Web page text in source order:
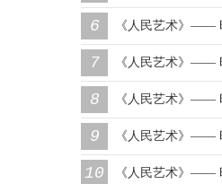
方？
6 《人民艺术》——
7 《人民艺术》——
8 《人民艺术》——
9 《人民艺术》——
10 《人民艺术》——